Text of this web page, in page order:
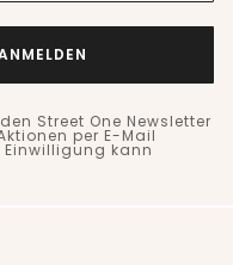
Street One Newsletter
per E-Mail
Einwilligung kann